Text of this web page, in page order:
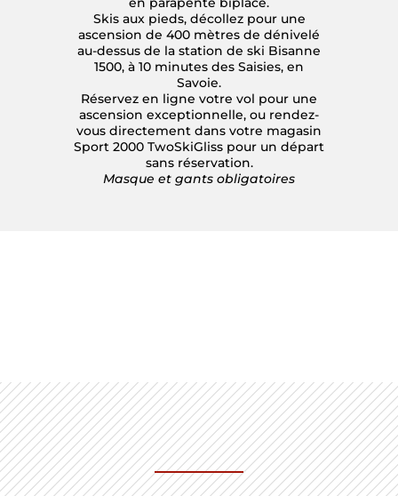
Skis aux pieds, décollez pour une
ascension de 400 mètres de dénivelé
au-dessus de la station de ski Bisanne
1500, à 10 minutes des Saisies, en
Savoie.
Réservez en ligne votre vol pour une
ascension exceptionnelle, ou rendez-
vous directement dans votre magasin
Sport 2000 TwoSkiGliss pour un départ
sans réservation.
Masque et gants obligatoires